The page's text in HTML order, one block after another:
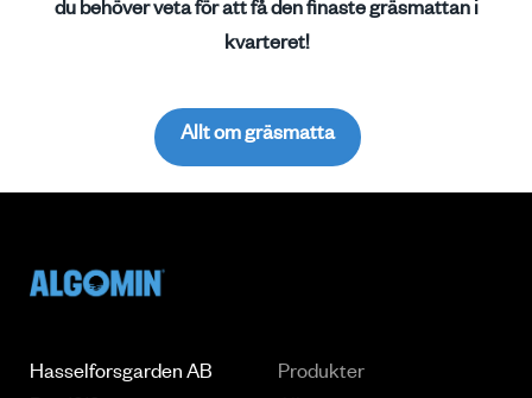
du behöver veta för att få den finaste gräsmattan i
kvarteret!
Allt om gräsmatta
Hasselforsgarden AB
Produkter